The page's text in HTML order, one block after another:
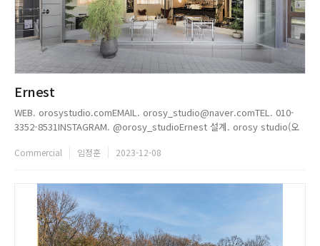
Ernest
WEB. orosystudio.comEMAIL. orosy_studio@naver.comTEL. 010-
3352-8531INSTAGRAM. @orosy_studioErnest 설계. orosy studio(오
218 세움빌딩 1층 어니스트면적. 148.5 ｍ규모. 45평 1층마...
Commercial 임정훈 2023-12-08